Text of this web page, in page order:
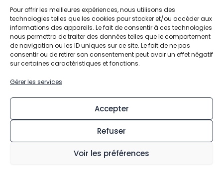
Pour offrir les meilleures expériences, nous utilisons des
technologies telles que les cookies pour stocker et/ou accéder aux
informations des appareils. Le fait de consentir à ces technologies
nous permettra de traiter des données telles que le comportement
de navigation ou les ID uniques sur ce site. Le fait de ne pas
consentir ou de retirer son consentement peut avoir un effet négatif
sur certaines caractéristiques et fonctions.
Gérer les services
Accepter
Refuser
Voir les préférences
Informations
Plan de site
Politique de confidentialité
Politique de cookies
Données personnelles
© 2026 Mairie de Chevry-Cossigny